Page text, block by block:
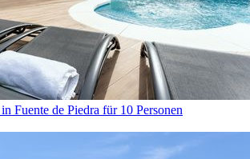
Fuente de Piedra für 10 Personen